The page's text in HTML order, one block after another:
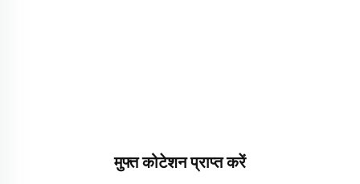
मुफ्त कोटेशन प्राप्त करें